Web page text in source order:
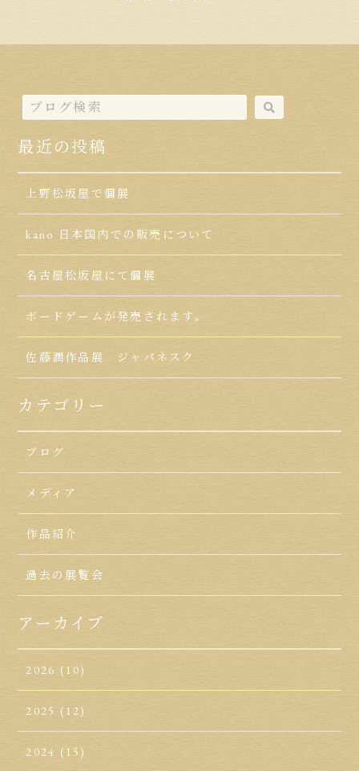
最近の投稿
上野松坂屋で個展
kano 日本国内での販売について
名古屋松坂屋にて個展
ボードゲームが発売されます。
佐藤潤作品展 ジャパネスク
カテゴリー
ブログ
メディア
作品紹介
過去の展覧会
アーカイブ
2026 (10)
2025 (12)
2024 (15)